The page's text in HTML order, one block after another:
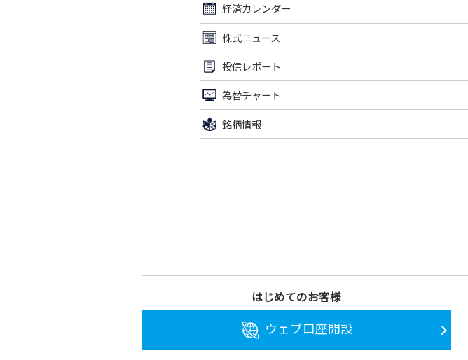
経済カレンダー
株式ニュース
投信レポート
為替チャート
銘柄情報
はじめてのお客様
ウェブ口座開設